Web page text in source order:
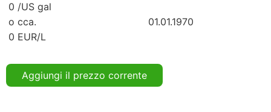
0 /US gal
o cca.
0 EUR/L
01.01.1970
Aggiungi il prezzo corrente